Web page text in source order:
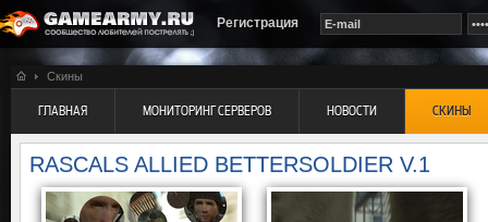
Регистрация
Скины
ГЛАВНАЯ МОНИТОРИНГ СЕРВЕРОВ НОВОСТИ СКИНЫ
RASCALS ALLIED BETTERSOLDIER V.1